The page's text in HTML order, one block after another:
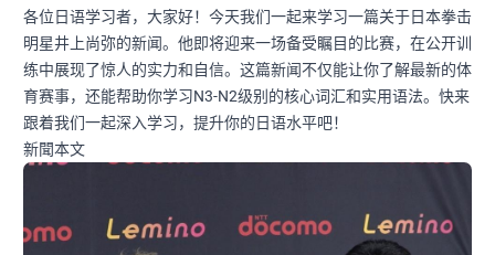
各位日语学习者，大家好！今天我们一起来学习一篇关于日本拳击
明星井上尚弥的新闻。他即将迎来一场备受瞩目的比赛，在公开训
练中展现了惊人的实力和自信。这篇新闻不仅能让你了解最新的体
育赛事，还能帮助你学习N3-N2级别的核心词汇和实用语法。快来
跟着我们一起深入学习，提升你的日语水平吧！
新聞本文